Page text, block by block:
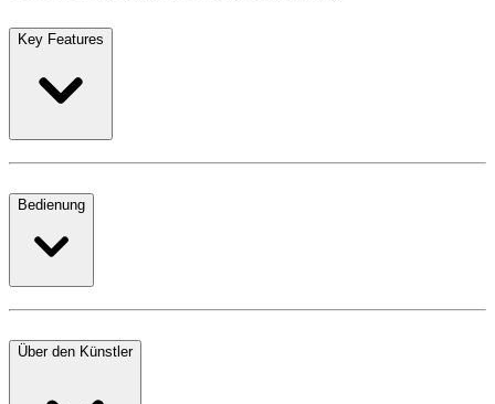
Key Features
Bedienung
Über den Künstler